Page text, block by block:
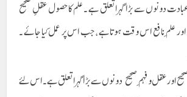
دونوں سے بڑا گہراتعلق ہے ۔علم کاحصول عقلِ صحیح
علم ِنافع اس وقت ہوتاہے ،جب اس پر عمل کیا جائے ۔
اور عقل وفہم ِصحیح دونوں سے بڑا گہرا تعلق ہے ۔اس لئے